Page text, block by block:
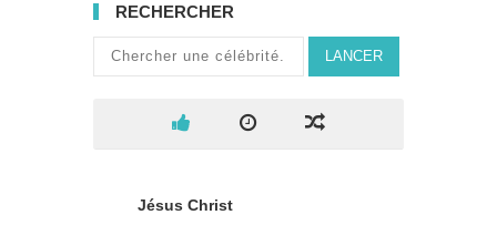
RECHERCHER
LANCER
Jésus Christ